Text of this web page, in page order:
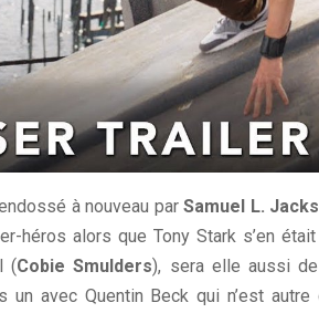
à nouveau parSamuel L.
héros alors que Tony Stark s’en était
(Cobie Smulders), sera elle aussi
un avec Quentin Beck qui n’est